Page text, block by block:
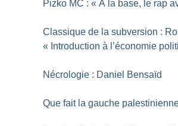
Pizko MC : « À la base, le rap
Classique de la subversion :
« Introduction à l’économie
Nécrologie : Daniel Bensaïd
Que fait la gauche